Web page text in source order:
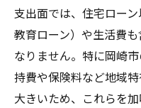
支出面では、住宅ロー
教育ローン）や生活費
なりません。特に岡崎
持費や保険料など地域
大きいため、これらを